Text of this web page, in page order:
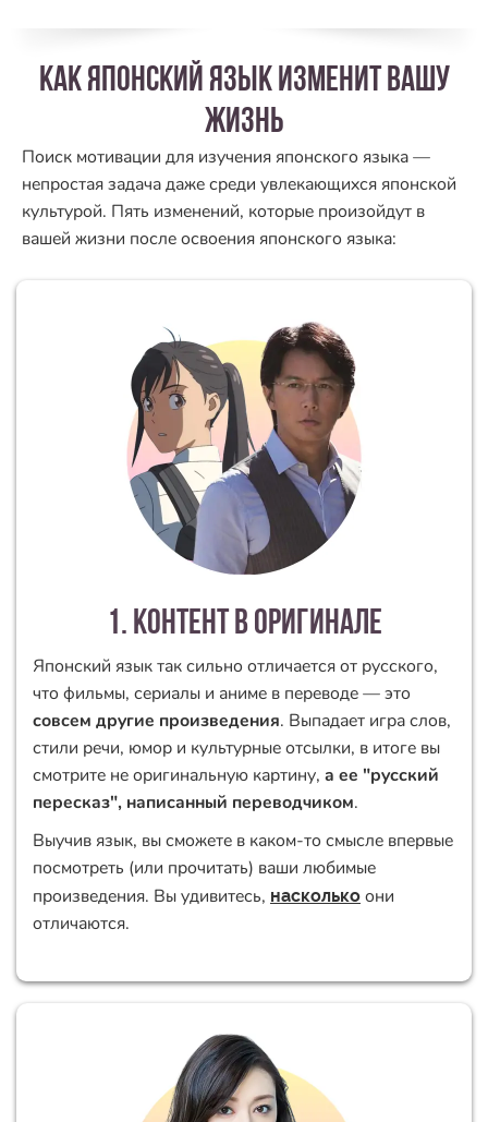
как японский язык изменит вашу
жизнь
Поиск мотивации для изучения японского языка —
непростая задача даже среди увлекающихся японской
культурой. Пять изменений, которые произойдут в
вашей жизни после освоения японского языка:
1. контент в оригинале
Японский язык так сильно отличается от русского,
что фильмы, сериалы и аниме в переводе — это
совсем другие произведения. Выпадает игра слов,
стили речи, юмор и культурные отсылки, в итоге вы
смотрите не оригинальную картину, а ее "русский
пересказ", написанный переводчиком.
Выучив язык, вы сможете в каком-то смысле впервые
посмотреть (или прочитать) ваши любимые
произведения. Вы удивитесь, насколько они
отличаются.